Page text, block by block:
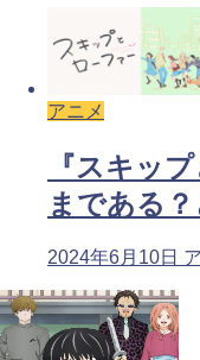
アニメ
『スキッ
まである
2024年6月10日